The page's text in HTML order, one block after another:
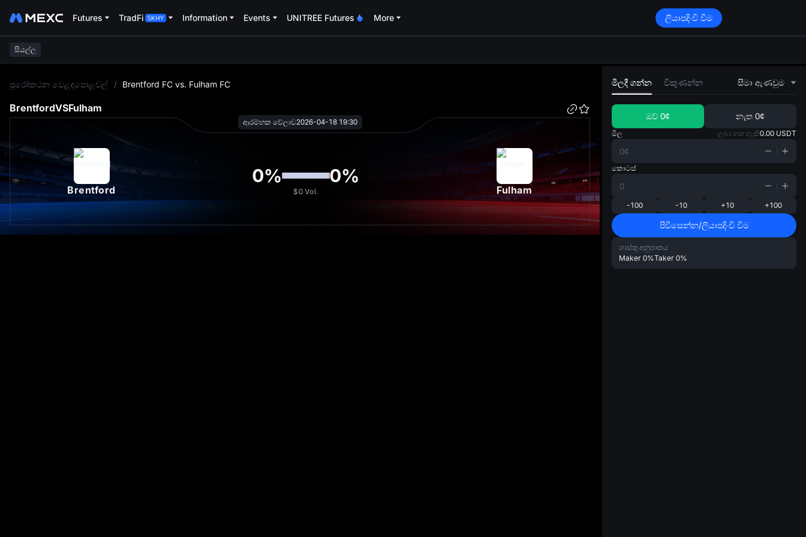
Futures TradFi Information Events UNITREE Futures More ලියාපදිංචි වීම
සියල්ල
පුරෝකථන වෙළඳපොළවල් / Brentford FC vs. Fulham FC
BrentfordVSFulham
ආරම්භක වේලාව2026-04-18 19:30
Brentford
0% 0%
$0Vol. Fulham
මිලදී ගන්න විකුණන්න සීමා ඇණවුම
ඔව් 0¢ නැත 0¢
මිල ලබා ගත හැකි0.00 USDT
කොටස්
-100 -10 +10 +100
පිවිසෙන්න/ලියාපදිංචි වීම
ගාස්තු අනුපාතය
Maker 0%Taker 0%